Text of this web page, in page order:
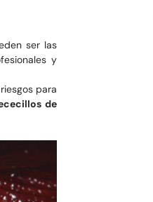
ser las
y
para
de